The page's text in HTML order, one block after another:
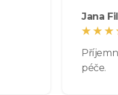
Jana
péče.